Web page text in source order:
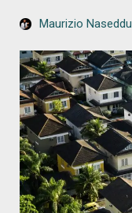
Maurizio Naseddu